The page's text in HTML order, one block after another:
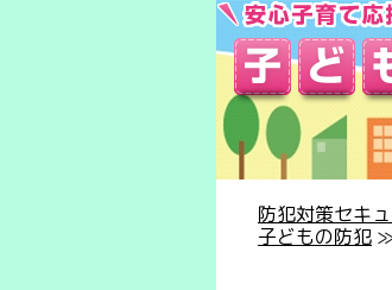
防犯対策セキ
子どもの防犯